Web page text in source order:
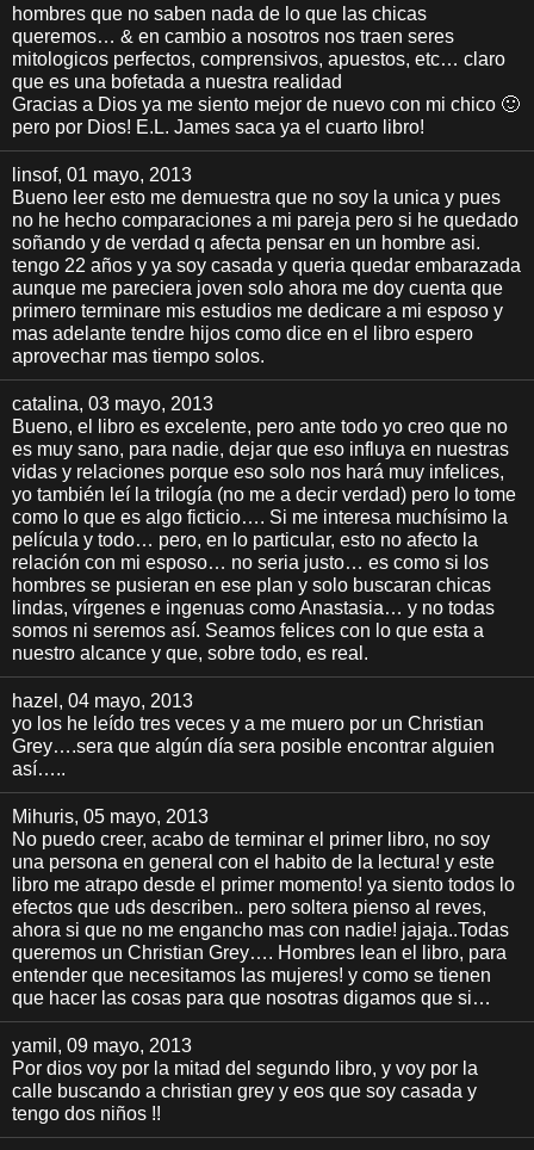
hombres que no saben nada de lo que las chicas
queremos… & en cambio a nosotros nos traen seres
mitologicos perfectos, comprensivos, apuestos, etc… claro
que es una bofetada a nuestra realidad
Gracias a Dios ya me siento mejor de nuevo con mi chico 🙂
pero por Dios! E.L. James saca ya el cuarto libro!
linsof, 01 mayo, 2013
Bueno leer esto me demuestra que no soy la unica y pues
no he hecho comparaciones a mi pareja pero si he quedado
soñando y de verdad q afecta pensar en un hombre asi.
tengo 22 años y ya soy casada y queria quedar embarazada
aunque me pareciera joven solo ahora me doy cuenta que
primero terminare mis estudios me dedicare a mi esposo y
mas adelante tendre hijos como dice en el libro espero
aprovechar mas tiempo solos.
catalina, 03 mayo, 2013
Bueno, el libro es excelente, pero ante todo yo creo que no
es muy sano, para nadie, dejar que eso influya en nuestras
vidas y relaciones porque eso solo nos hará muy infelices,
yo también leí la trilogía (no me a decir verdad) pero lo tome
como lo que es algo ficticio…. Si me interesa muchísimo la
película y todo… pero, en lo particular, esto no afecto la
relación con mi esposo… no seria justo… es como si los
hombres se pusieran en ese plan y solo buscaran chicas
lindas, vírgenes e ingenuas como Anastasia… y no todas
somos ni seremos así. Seamos felices con lo que esta a
nuestro alcance y que, sobre todo, es real.
hazel , 04 mayo, 2013
yo los he leído tres veces y a me muero por un Christian
Grey….sera que algún día sera posible encontrar alguien
así…..
Mihuris, 05 mayo, 2013
No puedo creer, acabo de terminar el primer libro, no soy
una persona en general con el habito de la lectura! y este
libro me atrapo desde el primer momento! ya siento todos lo
efectos que uds describen.. pero soltera pienso al reves,
ahora si que no me engancho mas con nadie! jajaja..Todas
queremos un Christian Grey…. Hombres lean el libro, para
entender que necesitamos las mujeres! y como se tienen
que hacer las cosas para que nosotras digamos que si…
yamil , 09 mayo, 2013
Por dios voy por la mitad del segundo libro, y voy por la
calle buscando a christian grey y eos que soy casada y
tengo dos niños !!